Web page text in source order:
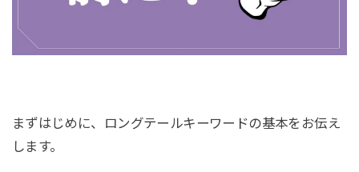
まずはじめに、ロングテールキーワードの基本をお伝え
します。